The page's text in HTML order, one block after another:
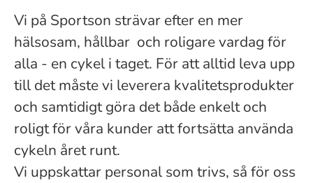
Vi på Sportson strävar efter en mer
hälsosam, hållbar och roligare vardag för
alla - en cykel i taget. För att alltid leva upp
till det måste vi leverera kvalitetsprodukter
och samtidigt göra det både enkelt och
roligt för våra kunder att fortsätta använda
cykeln året runt.
Vi uppskattar personal som trivs, så för oss